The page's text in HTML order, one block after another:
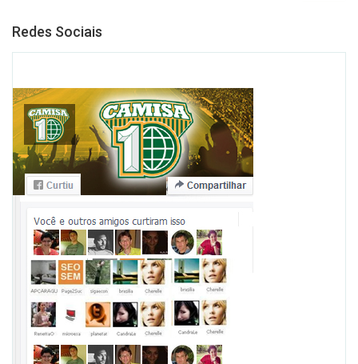
Redes Sociais